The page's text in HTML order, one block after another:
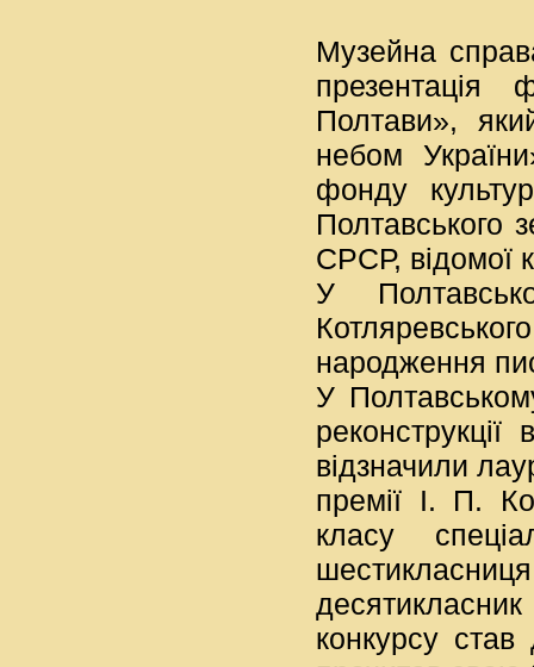
Музейна
Полтави»,
небом
фонду
Полтавського
СРСР, відомої
У
народження
У
відзначили
премії І. П.
класу
конкурсу